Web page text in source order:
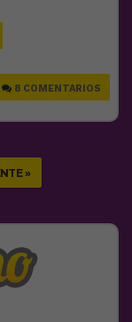
8 COMENTARIOS
»